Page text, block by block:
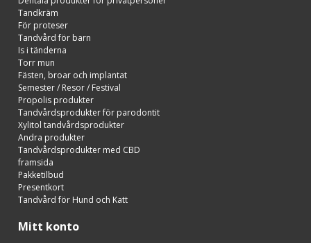
Tandkräm
För proteser
Tandvård för barn
Is i tänderna
Torr mun
Fästen, broar och implantat
Semester / Resor / Festival
Propolis produkter
Tandvårdsprodukter för parodontit
Xylitol tandvårdsprodukter
Andra produkter
Tandvårdsprodukter med CBD
framsida
Pakketilbud
Presentkort
Tandvård för Hund och Katt
Mitt konto